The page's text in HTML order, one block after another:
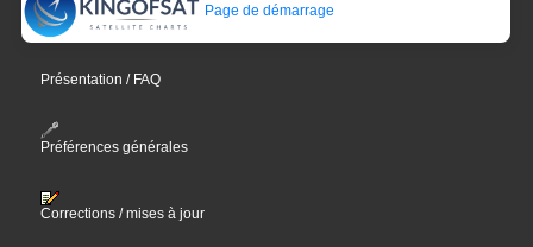
Page de démarrage
Présentation / FAQ
Préférences générales
Corrections / mises à jour